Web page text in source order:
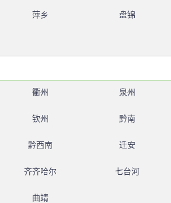
萍乡 盘锦
衢州 泉州
钦州 黔南
黔西南 迁安
齐齐哈尔 七台河
曲靖